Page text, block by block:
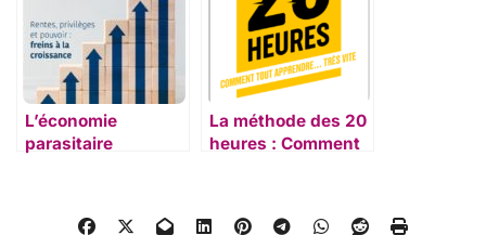
L’économie
parasitaire
La méthode des 20
heures : Comment